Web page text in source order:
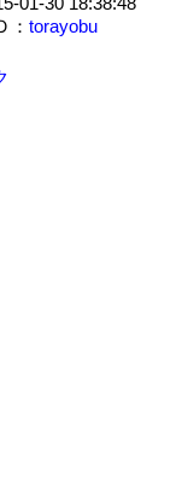
： torayobu